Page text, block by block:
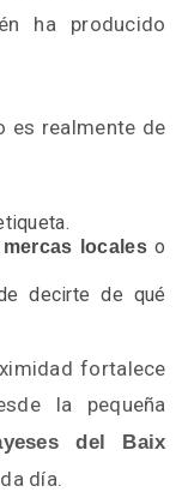
ha producido
es realmente de
mercas localeso
decirte de qué
fortalece
la pequeña
del Baix
día.